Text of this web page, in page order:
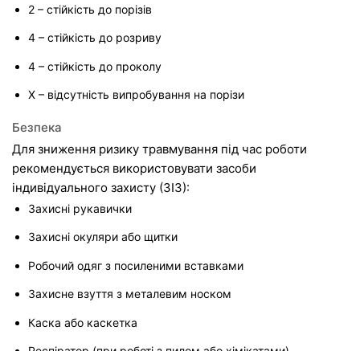
2 – стійкість до порізів
4 – стійкість до розриву
4 – стійкість до проколу
X – відсутність випробування на порізи
Безпека
Для зниження ризику травмування під час роботи
рекомендується використовувати засоби
індивідуального захисту (ЗІЗ):
Захисні рукавички
Захисні окуляри або щитки
Робочий одяг з посиленими вставками
Захисне взуття з металевим носком
Каска або каскетка